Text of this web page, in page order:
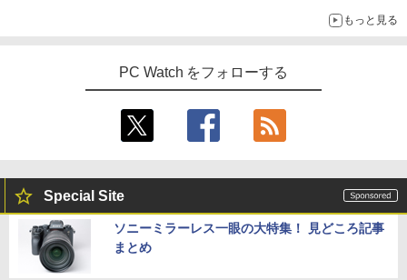
もっと見る
PC Watch をフォローする
Special Site
ソニーミラーレス一眼の大特集！ 見どころ記事
まとめ